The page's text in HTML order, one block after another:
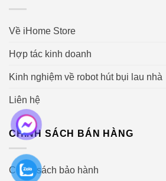
Về iHome Store
Hợp tác kinh doanh
Kinh nghiệm về robot hút bụi lau nhà
Liên hệ
CHÍNH SÁCH BÁN HÀNG
Chính sách bảo hành